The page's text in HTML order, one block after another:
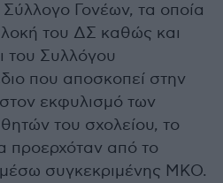
Γονέων, τα οποία
του ΔΣ καθώς και
του Συλλόγου
που αποσκοπεί στην
εκφυλισμό των
του σχολείου, το
προερχόταν από το
μέσω συγκεκριμένης ΜΚΟ.